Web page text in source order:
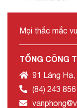
Mọi thắc mắc
TỔNG CÔNG
91 Láng
(84) 243